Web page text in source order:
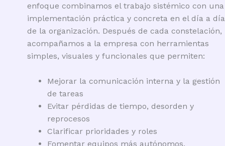
enfoque combinamos el trabajo sistémico con una
implementación práctica y concreta en el día a día
de la organización. Después de cada constelación,
acompañamos a la empresa con herramientas
simples, visuales y funcionales que permiten:
Mejorar la comunicación interna y la gestión
de tareas
Evitar pérdidas de tiempo, desorden y
reprocesos
Clarificar prioridades y roles
Fomentar equipos más autónomos,